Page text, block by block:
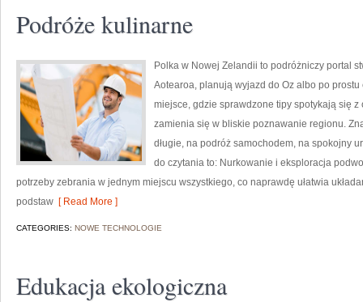
Podróże kulinarne
Polka w Nowej Zelandii to podróżniczy portal
Aotearoa, planują wyjazd do Oz albo po
miejsce, gdzie sprawdzone tipy spotykają się
zamienia się w bliskie poznawanie regionu.
długie, na podróż samochodem, na spokojny
do czytania to: Nurkowanie i eksploracja
potrzeby zebrania w jednym miejscu wszystkiego, co naprawdę ułatwia
podstaw [ Read More ]
CATEGORIES: NOWE TECHNOLOGIE
Edukacja ekologiczna